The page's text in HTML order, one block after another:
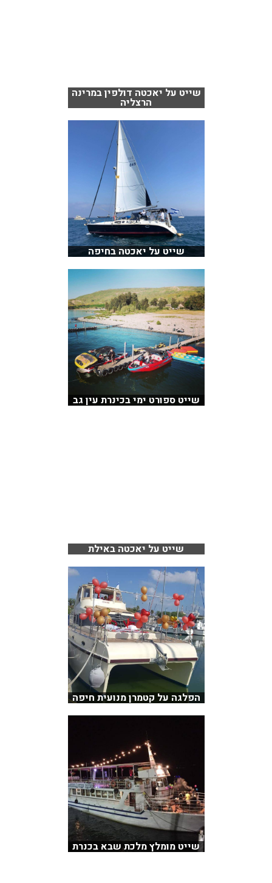
שייט על יאכטה דולפין במרינה
הרצליה
שייט על יאכטה בחיפה
שייט ספורט ימי בכינרת עין גב
שייט על יאכטה באילת
הפלגה על קטמרן מנועית חיפה
שייט מומלץ מלכת שבא בכנרת